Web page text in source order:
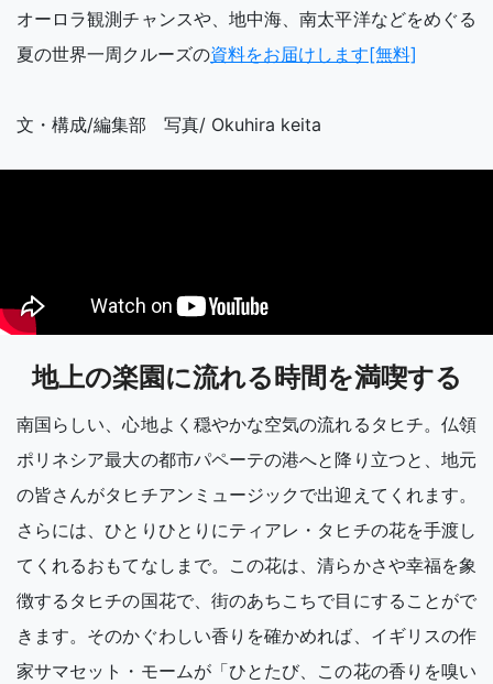
オーロラ観測チャンスや、地中海、南太平洋などをめぐる
夏の世界一周クルーズの資料をお届けします[無料]
文・構成/編集部 写真/ Okuhira keita
地上の楽園に流れる時間を満喫する
南国らしい、心地よく穏やかな空気の流れるタヒチ。仏領
ポリネシア最大の都市パペーテの港へと降り立つと、地元
の皆さんがタヒチアンミュージックで出迎えてくれます。
さらには、ひとりひとりにティアレ・タヒチの花を手渡し
てくれるおもてなしまで。この花は、清らかさや幸福を象
徴するタヒチの国花で、街のあちこちで目にすることがで
きます。そのかぐわしい香りを確かめれば、イギリスの作
家サマセット・モームが「ひとたび、この花の香りを嗅い